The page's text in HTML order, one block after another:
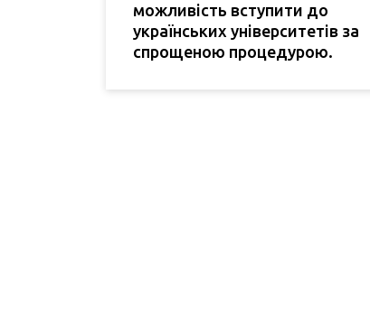
можливість вступити до
українських університетів за
спрощеною процедурою.